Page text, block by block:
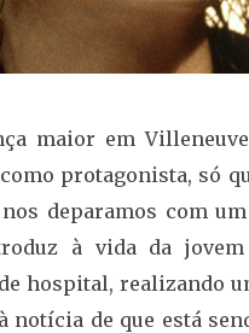
maior em
protagonista, só
nos deparamos com
à vida da jovem
hospital, realizando
notícia de que está